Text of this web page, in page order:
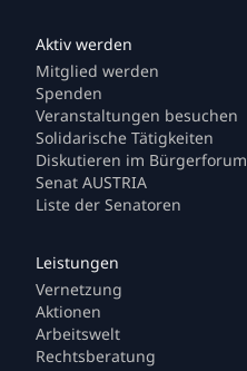
Mitglied werden
Spenden
Veranstaltungen besuchen
Solidarische Tätigkeiten
Diskutieren im Bürgerforum
Senat AUSTRIA
Liste der Senatoren
Vernetzung
Aktionen
Arbeitswelt
Rechtsberatung